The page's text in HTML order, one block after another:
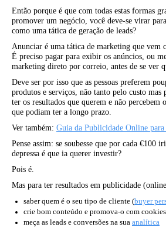
Então porque é que com todas estas formas
promover um negócio, você deve-se virar
como uma tática de geração de leads?
Anunciar é uma tática de marketing que vem
É preciso pagar para exibir os anúncios, ou
marketing direto por correio, antes de se ver
Deve ser por isso que as pessoas preferem
produtos e serviços, não tanto pelo custo mas
ter os resultados que querem e não percebem
que podiam ter a longo prazo.
Ver também: Guia da Publicidade Online
Pense assim: se soubesse que por cada €100
depressa é que ia querer investir?
Pois é.
Mas para ter resultados em publicidade
saber quem é o seu tipo de cliente (buyer
crie bom conteúdo e promova-o com
meça as leads e conversões na sua analítica